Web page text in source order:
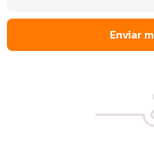
Enviar